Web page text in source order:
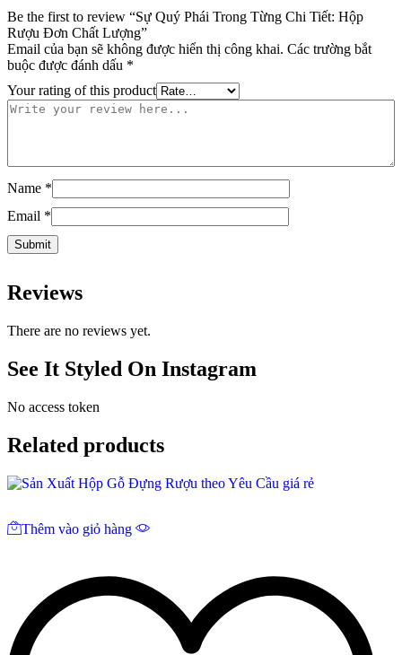
Be the first to review “Sự Quý Phái Trong Từng Chi Tiết: Hộp
Rượu Đơn Chất Lượng”
Email của bạn sẽ không được hiển thị công khai. Các trường bắt
buộc được đánh dấu *
Your rating of this product
Name *
Email *
Reviews
There are no reviews yet.
See It Styled On Instagram
No access token
Related products
Thêm vào giỏ hàng